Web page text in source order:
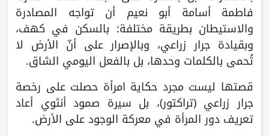
فاطمة أسامة أبو نعيم أن تواجه المصادرة
والاستيطان بطريقة مختلفة: بالسكن في كهف،
وبقيادة جرار زراعي، وبالإصرار على أنّ الأرض لا
تُحمى بالكلمات وحدها، بل بالفعل اليومي الشاق.
قصتها ليست مجرد حكاية امرأة حصلت على رخصة
جرار زراعي (تراكتور)، بل سيرة صمود أنثوي أعاد
تعريف دور المرأة في معركة الوجود على الأرض.